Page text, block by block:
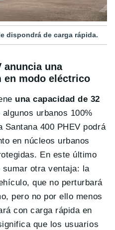
dispondrá de carga rápida.
anuncia una
en modo eléctrico
una capacidad de 32
urbanos 100%
400 PHEV podrá
en núcleos urbanos
En este último
otra ventaja: la
que no perturbará
pero no por ello menos
con carga rápida en
que los usuarios